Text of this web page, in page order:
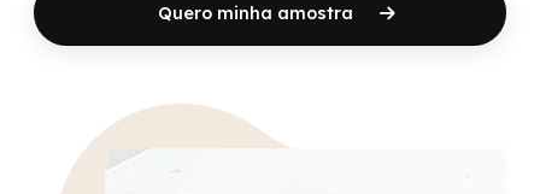
Quero minha amostra